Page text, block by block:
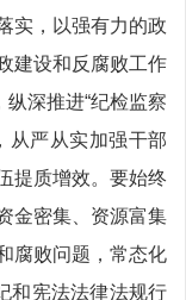
实，以强有力的政
建设和反腐败工作
纵深推进“纪检监察
从严从实加强干部
提质增效。要始终
金密集、资源富集
腐败问题，常态化
和宪法法律法规行